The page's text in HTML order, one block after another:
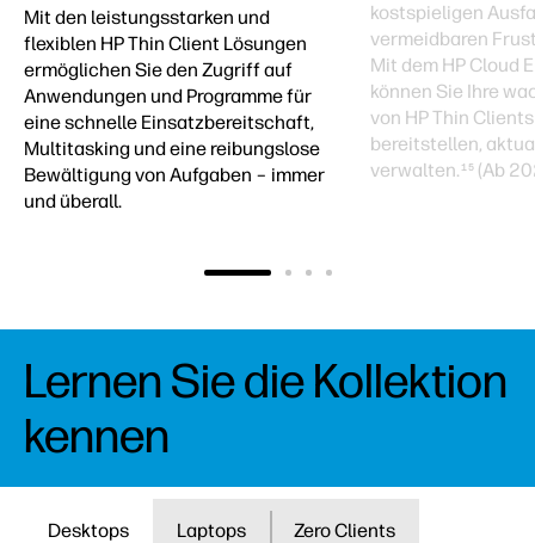
Mit den leistungsstarken und
flexiblen HP Thin Client Lösungen
ermöglichen Sie den Zugriff auf
Anwendungen und Programme für
eine schnelle Einsatzbereitschaft,
Multitasking und eine reibungslose
Bewältigung von Aufgaben – immer
und überall.
kostspieligen
vermeidbaren
Mit dem HP Cloud
können Sie Ihre
von HP Thin
bereitstellen,
verwalten. 15 (Ab
Lernen Sie die Kollektion
kennen
Desktops Laptops Zero Clients